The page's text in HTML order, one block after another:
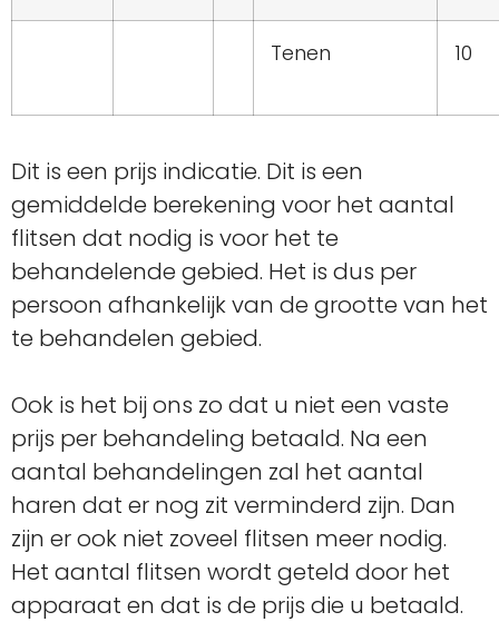
Tenen 10
Dit is een prijs indicatie. Dit is een
gemiddelde berekening voor het aantal
flitsen dat nodig is voor het te
behandelende gebied. Het is dus per
persoon afhankelijk van de grootte van het
te behandelen gebied.
Ook is het bij ons zo dat u niet een vaste
prijs per behandeling betaald. Na een
aantal behandelingen zal het aantal
haren dat er nog zit verminderd zijn. Dan
zijn er ook niet zoveel flitsen meer nodig.
Het aantal flitsen wordt geteld door het
apparaat en dat is de prijs die u betaald.